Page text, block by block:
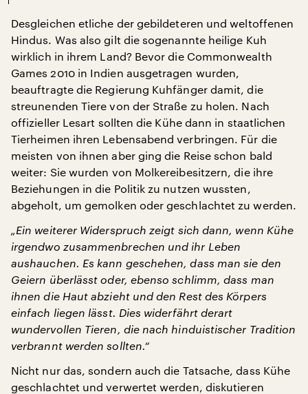
Desgleichen etliche der gebildeteren und weltoffenen
Hindus. Was also gilt die sogenannte heilige Kuh
wirklich in ihrem Land? Bevor die Commonwealth
Games 2010 in Indien ausgetragen wurden,
beauftragte die Regierung Kuhfänger damit, die
streunenden Tiere von der Straße zu holen. Nach
offizieller Lesart sollten die Kühe dann in staatlichen
Tierheimen ihren Lebensabend verbringen. Für die
meisten von ihnen aber ging die Reise schon bald
weiter: Sie wurden von Molkereibesitzern, die ihre
Beziehungen in die Politik zu nutzen wussten,
abgeholt, um gemolken oder geschlachtet zu werden.
„Ein weiterer Widerspruch zeigt sich dann, wenn Kühe
irgendwo zusammenbrechen und ihr Leben
aushauchen. Es kann geschehen, dass man sie den
Geiern überlässt oder, ebenso schlimm, dass man
ihnen die Haut abzieht und den Rest des Körpers
einfach liegen lässt. Dies widerfährt derart
wundervollen Tieren, die nach hinduistischer Tradition
verbrannt werden sollten.“
Nicht nur das, sondern auch die Tatsache, dass Kühe
geschlachtet und verwertet werden, diskutieren